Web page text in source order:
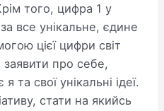
того, цифра 1 у
все унікальне, єдине
цієї цифри світ
заявити про себе,
та свої унікальні ідеї.
стати на якийсь